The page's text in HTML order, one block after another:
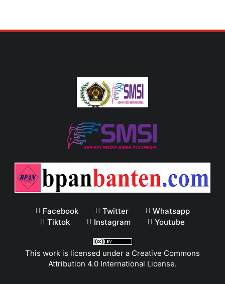
Facebook Twitter
Whatsapp
Tiktok
Instagram Youtube
This work is licensed under a Creative Commons
Attribution 4.0 International License.